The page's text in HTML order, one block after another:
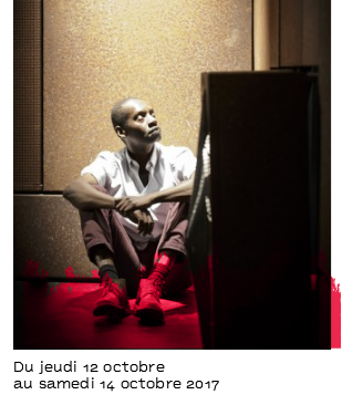
Du jeudi 12 octobre
au samedi 14 octobre 2017